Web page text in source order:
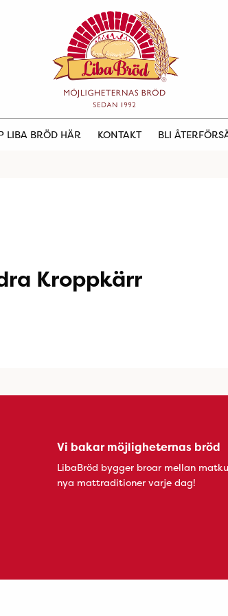
LIBA BRÖD HÄR KONTAKT BLI
Kroppkärr
Vi bakar möjligheternas bröd
LibaBröd bygger broar mellan
nya mattraditioner varje dag!